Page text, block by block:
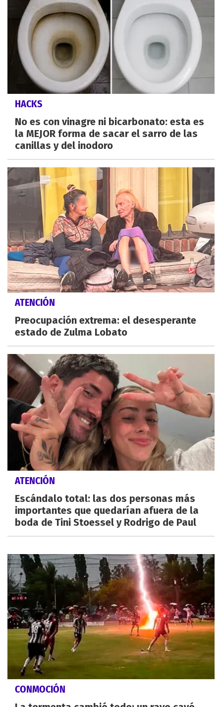
HACKS
No es con vinagre ni bicarbonato: esta es
la MEJOR forma de sacar el sarro de las
canillas y del inodoro
ATENCIÓN
Preocupación extrema: el desesperante
estado de Zulma Lobato
ATENCIÓN
Escándalo total: las dos personas más
importantes que quedarían afuera de la
boda de Tini Stoessel y Rodrigo de Paul
CONMOCIÓN